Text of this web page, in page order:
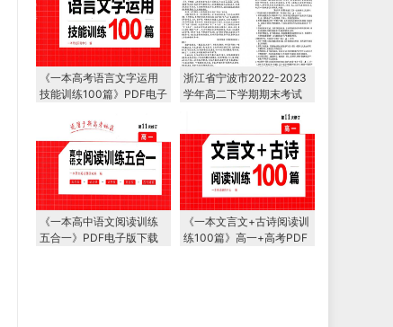
《一本高考语言文字运用
技能训练100篇》PDF电子
浙江省宁波市2022-2023
学年高二下学期期末考试
《一本高中语文阅读训练
五合一》PDF电子版下载
《一本文言文+古诗阅读训
练100篇》高一+高考PDF